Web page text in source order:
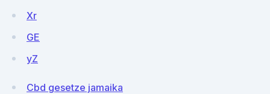
Xr
GE
yZ
Cbd gesetze jamaika